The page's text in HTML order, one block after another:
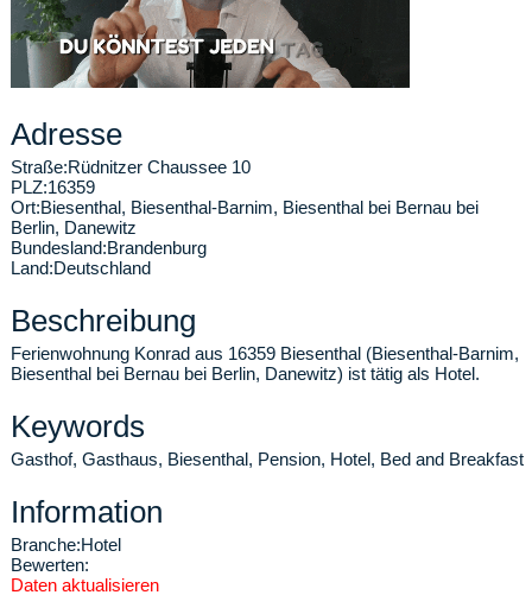
Adresse
Straße:Rüdnitzer Chaussee 10
PLZ:16359
Ort:Biesenthal, Biesenthal-Barnim, Biesenthal bei Bernau bei
Berlin, Danewitz
Bundesland:Brandenburg
Land:Deutschland
Beschreibung
Ferienwohnung Konrad aus 16359 Biesenthal (Biesenthal-Barnim,
Biesenthal bei Bernau bei Berlin, Danewitz) ist tätig als Hotel.
Keywords
Gasthof, Gasthaus, Biesenthal, Pension, Hotel, Bed and Breakfast
Information
Branche:Hotel
Bewerten:
Daten aktualisieren